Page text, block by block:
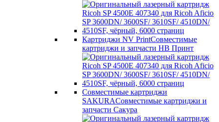
Картриджи NV PrintСовместимые
картриджи и запчасти НВ Принт
Совместимые картриджи
SAKURAСовместимые картриджи и
запчасти Сакура